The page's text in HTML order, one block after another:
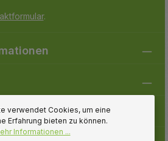
.
verwendet Cookies, um eine
Erfahrung bieten zu können.
Informationen ...